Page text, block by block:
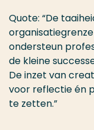
Quote: “De
ondersteun
de kleine
De inzet van
voor reflectie én
te zetten.”